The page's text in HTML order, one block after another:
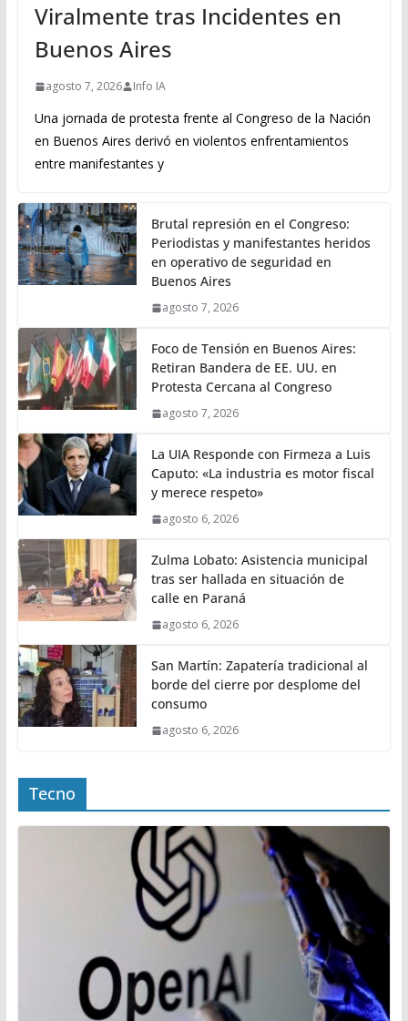
Viralmente tras Incidentes en
Buenos Aires
agosto 7, 2026 Info IA
Una jornada de protesta frente al Congreso de la Nación
en Buenos Aires derivó en violentos enfrentamientos
entre manifestantes y
Brutal represión en el Congreso:
Periodistas y manifestantes heridos
en operativo de seguridad en
Buenos Aires
agosto 7, 2026
Foco de Tensión en Buenos Aires:
Retiran Bandera de EE. UU. en
Protesta Cercana al Congreso
agosto 7, 2026
La UIA Responde con Firmeza a Luis
Caputo: «La industria es motor fiscal
y merece respeto»
agosto 6, 2026
Zulma Lobato: Asistencia municipal
tras ser hallada en situación de
calle en Paraná
agosto 6, 2026
San Martín: Zapatería tradicional al
borde del cierre por desplome del
consumo
agosto 6, 2026
Tecno